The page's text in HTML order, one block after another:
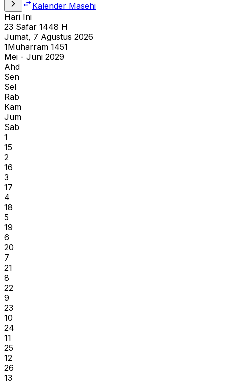
Kalender Masehi
Hari Ini
23 Safar 1448 H
Jumat, 7 Agustus 2026
1Muharram 1451
Mei - Juni 2029
Ahd
Sen
Sel
Rab
Kam
Jum
Sab
1
15
2
16
3
17
4
18
5
19
6
20
7
21
8
22
9
23
10
24
11
25
12
26
13